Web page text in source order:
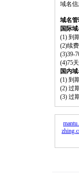
域名
域名
国际域
(1) 到
(2)续
(3)39-
(4)75
国内域
(1) 到
(2) 过
(3) 过